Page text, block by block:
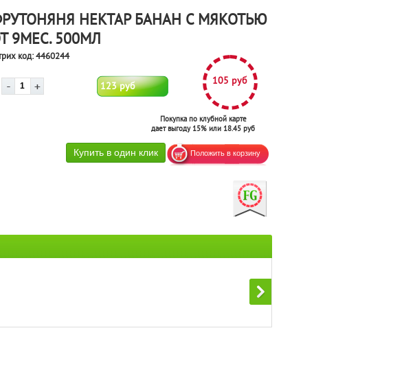
НЕКТАР БАНАН С МЯКОТЬЮ
9МЕС. 500МЛ
код:4460244
123 руб 105 руб
Покупка по клубной карте
дает выгоду 15% или 18.45 руб